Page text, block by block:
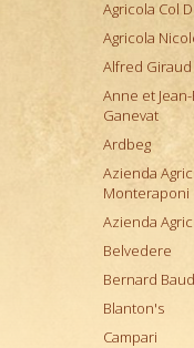
Pinard
Roc
Uby
Claude
Clos
Clos
Clos
Cloudy
De
Delord
Agricola Col
Agricola
Alfred Giraud
Anne et
Ganevat
Ardbeg
Azienda
Monteraponi
Azienda
Belvedere
Bernard
Blanton's
Campari